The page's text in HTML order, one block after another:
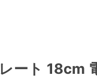
ート 18cm